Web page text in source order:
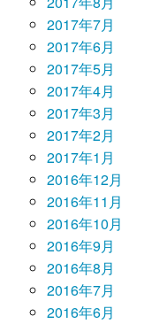
2017年7月
2017年6月
2017年5月
2017年4月
2017年3月
2017年2月
2017年1月
2016年12月
2016年11月
2016年10月
2016年9月
2016年8月
2016年7月
2016年6月